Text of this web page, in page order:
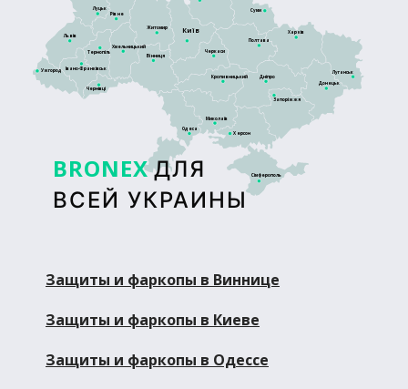
BRONEX ДЛЯ
ВСЕЙ УКРАИНЫ
Сімферополь
Луцьк
Київ
Житомир
Тернопіль
Рівне
Львів
Дніпро
Кропивницький
Харків
Полтава
Черкаси
Суми
Запоріжжя
Херсон
Донецьк
Луганськ
Ужгород
Чернівці
Вінниця
Хмельницький
Івано-Франківськ
Миколаїв
Одеса
Защиты и фаркопы в Виннице
Защиты и фаркопы в Киеве
Защиты и фаркопы в Одессе